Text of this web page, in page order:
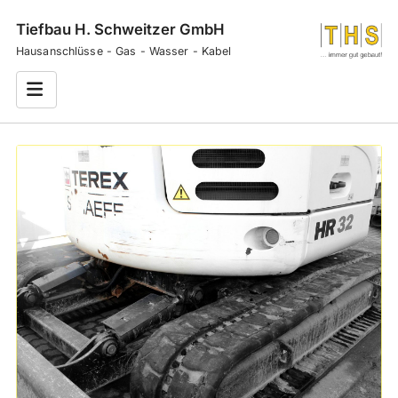
Tiefbau H. Schweitzer GmbH
Hausanschlüsse - Gas - Wasser - Kabel